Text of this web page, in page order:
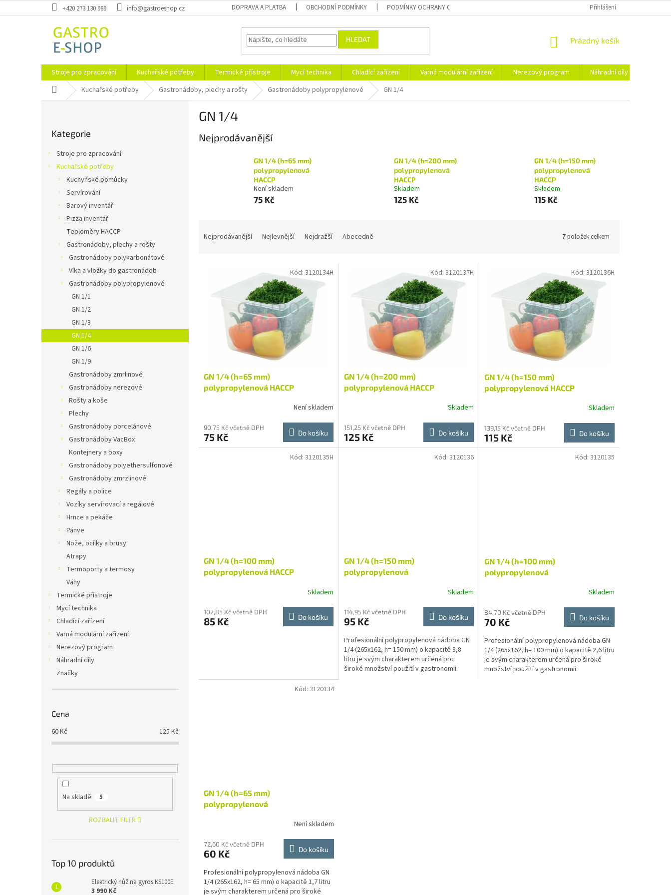
na
+420 273 130 989 info@gastroeshop.cz DOPRAVA A PLATBA OBCHODNÍ PODMÍNKY PODMÍNKY OCHRANY OSOBNÍCH ÚDAJŮ Přihlášení
HLEDAT
NÁKUPNÍ
Prázdný košík
Stroje pro zpracování Kuchařské potřeby Termické přístroje Mycí technika Chladící zařízení Varná modulární zařízení Nerezový program Náhradní díly
Domů Kuchařské potřeby Gastronádoby, plechy a rošty Gastronádoby polypropylenové GN 1/4
kategorie
Kategorie
Stroje pro zpracování
Kuchařské potřeby
Kuchyňské pomůcky
Servírování
Barový inventář
Pizza inventář
Teploměry HACCP
Gastronádoby, plechy a rošty
Gastronádoby polykarbonátové
Víka a vložky do gastronádob
Gastronádoby polypropylenové
GN 1/1
GN 1/2
GN 1/3
GN 1/4
GN 1/6
GN 1/9
Gastronádoby zmrlinové
Gastronádoby nerezové
Rošty a koše
Plechy
Gastronádoby porcelánové
Gastronádoby VacBox
Kontejnery a boxy
Gastronádoby polyethersulfonové
Gastronádoby zmrzlinové
Regály a police
Vozíky servírovací a regálové
Hrnce a pekáče
Pánve
Nože, ocílky a brusy
Atrapy
Termoporty a termosy
Váhy
Termické přístroje
Mycí technika
Chladící zařízení
Varná modulární zařízení
Nerezový program
Náhradní díly
Značky
Cena
60Kč 125 Kč
Na skladě 5
ROZBALIT FILTR
Top 10 produktů
Elektrický nůž na gyros KS100E
3 990 Kč
GN 1/4
Nejprodávanější
GN 1/4 (h=65 mm)
polypropylenová
HACCP
Není skladem
75 Kč
GN 1/4 (h=200 mm)
polypropylenová
HACCP
Skladem
125 Kč
GN 1/4 (h=150 mm)
polypropylenová
HACCP
Skladem
115 Kč
Nejprodávanější Nejlevnější Nejdražší Abecedně 7položek celkem
GN 1/4 (h=65 mm)
polypropylenová HACCP
Není skladem
90,75 Kč včetně DPH
75 Kč Do košíku
Kód: 3120134H
GN 1/4 (h=200 mm)
polypropylenová HACCP
Skladem
151,25 Kč včetně DPH
125 Kč Do košíku
Kód: 3120137H
GN 1/4 (h=150 mm)
polypropylenová HACCP
Skladem
139,15 Kč včetně DPH
115 Kč Do košíku
Kód: 3120136H
GN 1/4 (h=100 mm)
polypropylenová HACCP
Skladem
102,85 Kč včetně DPH
85 Kč Do košíku
Kód: 3120135H
GN 1/4 (h=150 mm)
polypropylenová
Skladem
114,95 Kč včetně DPH
95 Kč Do košíku
Profesionální polypropylenová nádoba GN
1/4 (265x162, h= 150 mm) o kapacitě 3,8
litru je svým charakterem určená pro
široké množství použití v gastronomii.
Kód: 3120136
GN 1/4 (h=100 mm)
polypropylenová
Skladem
84,70 Kč včetně DPH
70 Kč Do košíku
Profesionální polypropylenová nádoba GN
1/4 (265x162, h= 100 mm) o kapacitě 2,6 litru
je svým charakterem určená pro široké
množství použití v gastronomii.
Kód: 3120135
GN 1/4 (h=65 mm)
polypropylenová
Není skladem
72,60 Kč včetně DPH
60 Kč Do košíku
Profesionální polypropylenová nádoba GN
1/4 (265x162, h= 65 mm) o kapacitě 1,7 litru
je svým charakterem určená pro široké
Kód: 3120134